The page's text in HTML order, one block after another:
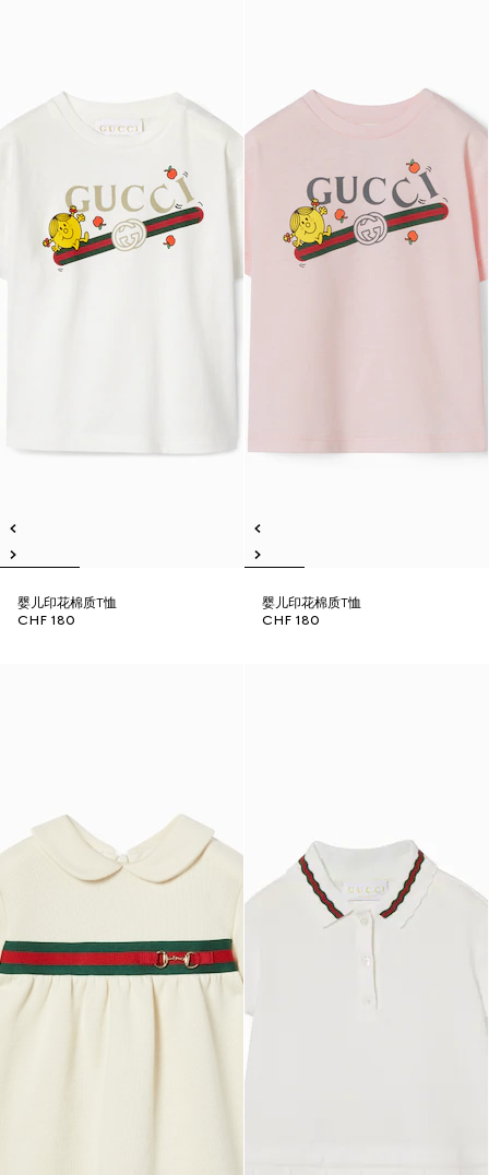
婴儿印花棉质T恤
CHF 180
婴儿印花棉质T恤
CHF 180